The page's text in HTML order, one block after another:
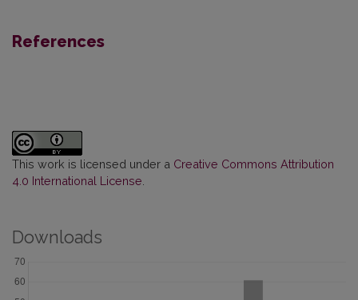
References
This work is licensed under a Creative Commons Attribution
4.0 International License
Downloads